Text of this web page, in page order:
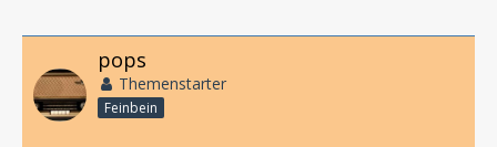
pops
Themenstarter
Feinbein